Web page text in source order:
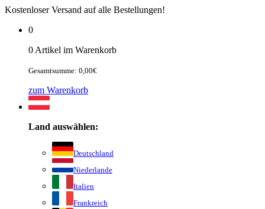
Kostenloser Versand auf alle Bestellungen!
0
0 Artikel im Warenkorb
Gesamtsumme: 0,00€
zum Warenkorb
Land auswählen:
Deutschland
Niederlande
Italien
Frankreich